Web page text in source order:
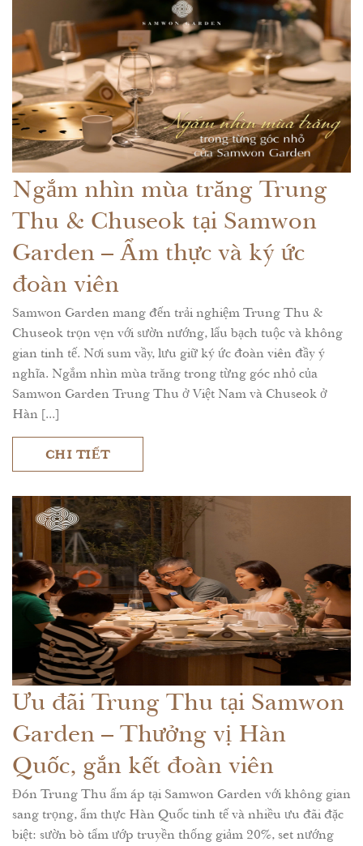
Ngắm nhìn mùa trăng Trung
Thu & Chuseok tại Samwon
Garden – Ẩm thực và ký ức
đoàn viên
Samwon Garden mang đến trải nghiệm Trung Thu &
Chuseok trọn vẹn với sườn nướng, lẩu bạch tuộc và không
gian tinh tế. Nơi sum vầy, lưu giữ ký ức đoàn viên đầy ý
nghĩa. Ngắm nhìn mùa trăng trong từng góc nhỏ của
Samwon Garden Trung Thu ở Việt Nam và Chuseok ở
Hàn [...]
CHI TIẾT
Ưu đãi Trung Thu tại Samwon
Garden – Thưởng vị Hàn
Quốc, gắn kết đoàn viên
Đón Trung Thu ấm áp tại Samwon Garden với không gian
sang trọng, ẩm thực Hàn Quốc tinh tế và nhiều ưu đãi đặc
biệt: sườn bò tẩm ướp truyền thống giảm 20%, set nướng